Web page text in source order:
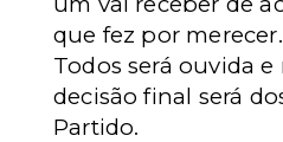
que fez por
Todos será ouvida e
decisão final será
Partido.